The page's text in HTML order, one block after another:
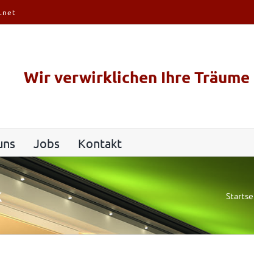
Wir verwirklichen Ihre Träume
Jobs Kontakt